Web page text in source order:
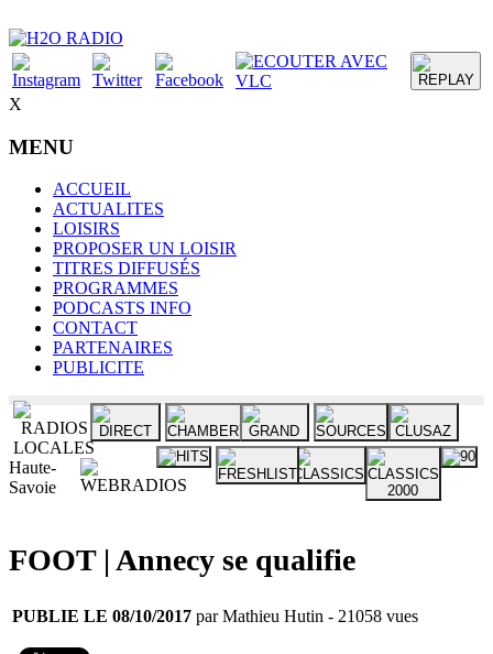
X
MENU
ACCUEIL
ACTUALITES
LOISIRS
PROPOSER UN LOISIR
TITRES DIFFUSÉS
PROGRAMMES
PODCASTS INFO
CONTACT
PARTENAIRES
PUBLICITE
Haute-
Savoie
FOOT | Annecy se qualifie
PUBLIE LE 08/10/2017 par Mathieu Hutin - 21058 vues